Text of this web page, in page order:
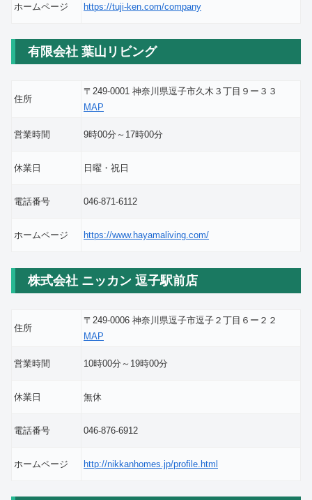
ホームページ https://tuji-ken.com/company
有限会社 葉山リビング
住所
〒249-0001 神奈川県逗子市久木３丁目９ー３３
MAP
営業時間 9時00分～17時00分
休業日 日曜・祝日
電話番号 046-871-6112
ホームページ https://www.hayamaliving.com/
株式会社 ニッカン 逗子駅前店
住所
〒249-0006 神奈川県逗子市逗子２丁目６ー２２
MAP
営業時間 10時00分～19時00分
休業日 無休
電話番号 046-876-6912
ホームページ http://nikkanhomes.jp/profile.html